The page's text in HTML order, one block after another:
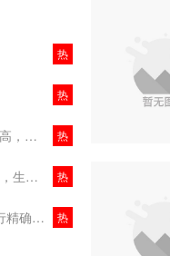
热
热
300L TPU热熔胶薄膜 | 粘接强度高，材料流动性好 热
TH302L热熔胶膜 | 使用优质原料，生产工艺成熟，产品各方面性能稳定 热
TH80A TPU热熔胶膜 |对压力进行精确控制，有效减少被压物料表面打皱、变形等问题 热